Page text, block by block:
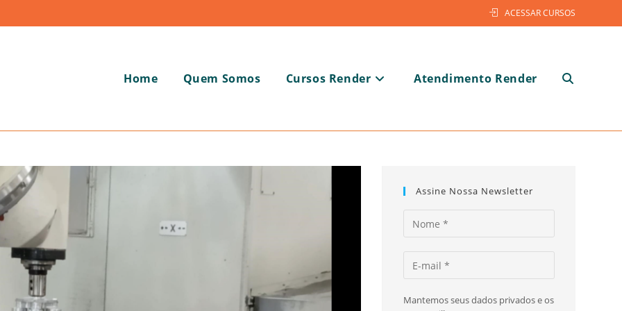
ACESSAR CURSOS
Home Quem Somos Cursos Render Atendimento Render Alternar
Assine Nossa Newsletter
Mantemos seus dados privados e os